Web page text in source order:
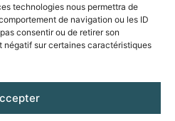
technologies nous permettra de
de navigation ou les ID
consentir ou de retirer son
sur certaines caractéristiques
?
via le formulaire ci-